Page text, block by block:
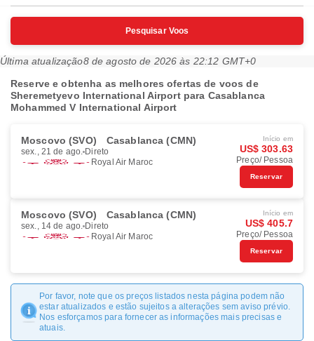
Pesquisar Voos
Última atualização8 de agosto de 2026 às 22:12 GMT+0
Reserve e obtenha as melhores ofertas de voos de
Sheremetyevo International Airport para Casablanca
Mohammed V International Airport
Moscovo (SVO) Casablanca (CMN)
sex., 21 de ago. Direto
Royal Air Maroc
Início em
US$ 303.63
Preço/ Pessoa
Reservar
Moscovo (SVO) Casablanca (CMN)
sex., 14 de ago. Direto
Royal Air Maroc
Início em
US$ 405.7
Preço/ Pessoa
Reservar
Por favor, note que os preços listados nesta página podem não
estar atualizados e estão sujeitos a alterações sem aviso prévio.
Nos esforçamos para fornecer as informações mais precisas e
atuais.